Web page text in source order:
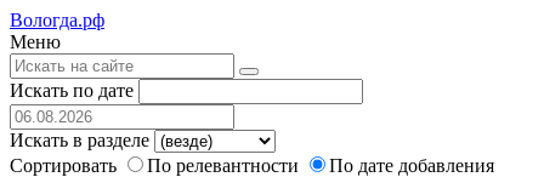
Вологда.рф
Меню
Искать по дате
Искать в разделе
Сортировать
По релевантности
По дате добавления